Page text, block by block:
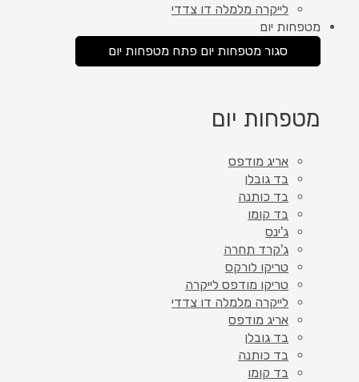
לייקרה מלמלה דו צדדי
מטפחות יום
סגור מטפחות יום פתח מטפחות יום
מטפחות יום
אריג מודפס
בד גובלן
בד כותנה
בד קומו
ג'ינס
ג'קרד תחרה
טריקו לורקס
טריקו מודפס לייקרה
לייקרה מלמלה דו צדדי
אריג מודפס
בד גובלן
בד כותנה
בד קומו